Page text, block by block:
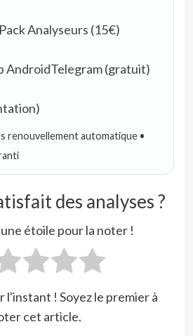
Analyseurs (15€)
AndroidTelegram (gratuit)
renouvellement automatique •
des analyses ?
étoile pour la noter !
l'instant ! Soyez le premier à
cet article.